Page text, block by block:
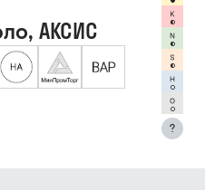
АКСИС
?